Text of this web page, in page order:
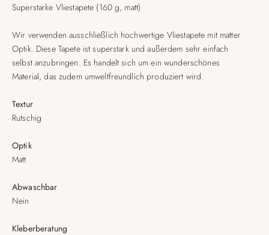
Superstarke Vliestapete (160 g, matt)
Wir verwenden ausschließlich hochwertige Vliestapete mit matter
Optik. Diese Tapete ist superstark und außerdem sehr einfach
selbst anzubringen. Es handelt sich um ein wunderschönes
Material, das zudem umweltfreundlich produziert wird.
Textur
Rutschig
Optik
Matt
Abwaschbar
Nein
Kleberberatung